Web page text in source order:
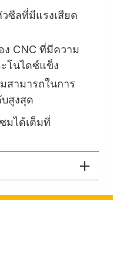
ซีลที่มีแรงเสียด
CNC ที่มีความ
โนไดซ์แข็ง
สามารถในการ
สูงสุด
มได้เต็มที่